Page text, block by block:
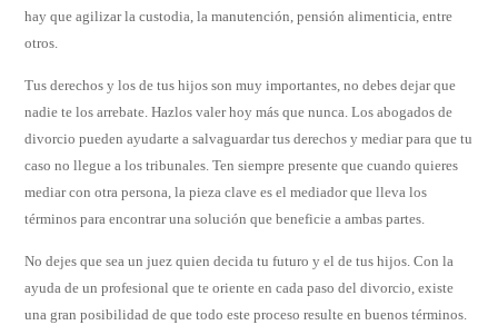
hay que agilizar la custodia, la manutención, pensión alimenticia, entre
otros.
Tus derechos y los de tus hijos son muy importantes, no debes dejar que
nadie te los arrebate. Hazlos valer hoy más que nunca. Los abogados de
divorcio pueden ayudarte a salvaguardar tus derechos y mediar para que tu
caso no llegue a los tribunales. Ten siempre presente que cuando quieres
mediar con otra persona, la pieza clave es el mediador que lleva los
términos para encontrar una solución que beneficie a ambas partes.
No dejes que sea un juez quien decida tu futuro y el de tus hijos. Con la
ayuda de un profesional que te oriente en cada paso del divorcio, existe
una gran posibilidad de que todo este proceso resulte en buenos términos.